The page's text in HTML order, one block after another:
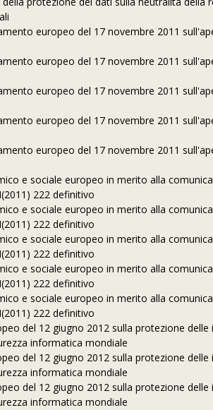
europeo del 17 novembre 2011
europeo del 17 novembre 2011
europeo del 17 novembre 2011
europeo del 17 novembre 2011
europeo del 17 novembre 2011
e sociale europeo in merito alla
222 definitivo
e sociale europeo in merito alla
222 definitivo
e sociale europeo in merito alla
222 definitivo
e sociale europeo in merito alla
222 definitivo
e sociale europeo in merito alla
222 definitivo
del 12 giugno 2012 sulla protezione
informatica mondiale
del 12 giugno 2012 sulla protezione
informatica mondiale
del 12 giugno 2012 sulla protezione
informatica mondiale